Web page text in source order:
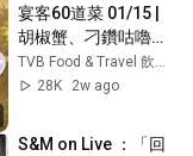
宴客60道菜 01/15 |
胡椒蟹、刁鑽咕嚕
肉、大富蠔煲 | 龔嘉
欣 | 肥媽 | 李家鼎 | 粵
TVB Food & Travel 飲食旅遊
28K
2w ago
S&M on Live ：「回